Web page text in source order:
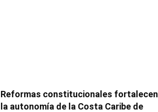
Reformas constitucionales fortalecen
la autonomía de la Costa Caribe de